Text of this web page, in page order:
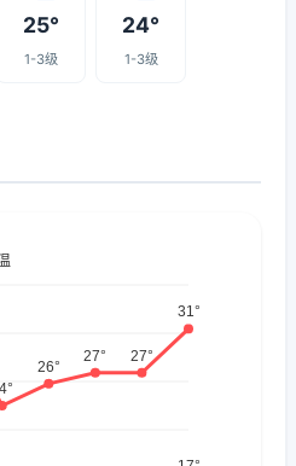
25°
1-3级
24°
1-3级